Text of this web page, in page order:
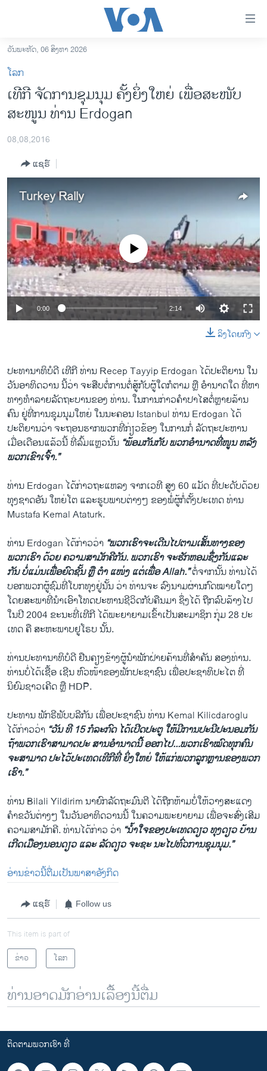
ເຂົ້າ
ຫາ
ຂ້າມ
ຂ້າມ
ຂ້າມ
ຫາ
ລາວ
ການເລືອກຕັ້ງ ປະທານາທີບໍດີ ສະຫະລັດ 2024
ຂ່າວ​ຈີນ
ໂລກ
ເອເຊຍ
ອິດສະຫຼະພາບດ້ານການຂ່າວ
ຊີວິດຊາວລາວ
ຊຸມຊົນຊາວລາວ
ວິທະຍາສາດ-ເທັກໂນໂລຈີ
ທຸລະກິດ
ພາສາອັງກິດ
ສຽງ
ລາຍການກະຈາຍສຽງ
ລາຍງານ
ຕິດຕາມພວກເຮົາ ທີ່
ພາສາຕ່າງໆ
ວັນພະຫັດ, 06 ສິງຫາ 2026
ໂລກ
ເທີກີ ຈັດການຊຸມນຸມ ຄັ້ງຍິ່ງໃຫຍ່ ເພື່ອສະໜັບ
ສະໜູນ ທ່ານ Erdogan
08,08,2016
ແຊຣ໌
Turkey Rally
No media source currently available
0:00 2:14
ລິງໂດຍກົງ
ປະທານາທິບໍດີ ເທີກີ ທ່ານ Recep Tayyip Erdogan ໄດ້ປະຕິຍານ ໃນ
ວັນອາທິດວານ ນີ້ວ່າ ຈະສືບຕໍ່ການຕໍ່ສູ້ກັບຜູ້ໃດກໍຕາມ ຫຼື ອຳນາດໃດ ທີ່ຫາ
ທາງທຳລາຍລັດຖະບານຂອງ ທ່ານ. ໃນການກ່າວຄຳປາໄສຕໍ່ຫຼາຍລ້ານ
ຄົນ ຢູ່ທີ່ການຊຸມນຸມໃຫຍ່ ໃນນະຄອນ Istanbul ທ່ານ Erdogan ໄດ້
ປະຕິຍານວ່າ ຈະຖອນຮາກພວກທີ່ກ່ຽວຂ້ອງ ໃນການກໍ່ ລັດຖະປະຫານ
ເມື່ອເດືອນແລ້ວນີ້ ທີ່ລົ້ມແຫຼວນັ້ນ “ພ້ອມກັນກັບ ພວກອຳນາດທີ່ໜູນ ຫລັງ
ພວກເຂົາເຈົ້າ.”
ທ່ານ Erdogan ໄດ້ກ່າວຖະແຫລງ ຈາກເວທີ ສູງ 60 ແມັດ ທີ່ປະດັບດ້ວຍ
ທຸງຊາດອັນ ໃຫຍ່ໂຕ ແລະຮູບພາບຕ່າງໆ ຂອງພໍ່ຜູ້ກໍ່ຕັ້ງປະເທດ ທ່ານ
Mustafa Kemal Ataturk.
ທ່ານ Erdogan ໄດ້ກ່າວວ່າ “ພວກເຮົາຈະເດີນໄປຕາມເສັ້ນທາງຂອງ
ພວກເຮົາ ດ້ວຍ ຄວາມສາມັກຄີກັນ. ພວກເຮົາ ຈະຮັກຫອມຊຶ່ງກັນແລະ
ກັນ ບໍ່ແມ່ນເພື່ອຍົດຊັ້ນ ຫຼື ຕຳ ແໜ່ງ ແຕ່ເພື່ອ Allah.”ຕໍ່ຈາກນັ້ນ ທ່ານໄດ້
ບອກພວກຜູ້ຊົມທີ່ໂບກທຸງຢູ່ນັ້ນ ວ່າ ທ່ານຈະ ລົງນາມຜ່ານກົດໝາຍໃດໆ
ໂດຍສະພາທີ່ນຳເອົາໂທດປະຫານຊີວິດກັບຄືນມາ ຊຶ່ງໄດ້ ຖືກລົບລ້າງໄປ
ໃນປີ 2004 ຂະນະທີ່ເທີກີ ໄດ້ພະຍາຍາມເຂົ້າເປັນສະມາຊິກ ກຸ່ມ 28 ປະ
ເທດ ຄື ສະຫະພາບຢູໂຣບ ນັ້ນ.
ທ່ານປະທານາທິບໍດີ ຢືນຄຽງຂ້າງຜູ້ນຳພັກຝ່າຍຄ້ານທີ່ສຳຄັນ ສອງທ່ານ.
ທ່ານບໍ່ໄດ້ເຊື້ອ ເຊີນ ຫົວໜ້າຂອງພັກປະຊາຊົນ ເພື່ອປະຊາທິປະໄຕ ທີ່
ນິຍົມຊາວເຄີດ ຫຼື HDP.
ປະທານ ພັກຣີພັບບລີກັນ ເພື່ອປະຊາຊົນ ທ່ານ Kemal Kilicdaroglu
ໄດ້ກ່າວວ່າ “ວັນ ທີ 15 ກໍລະກົດ ໄດ້ເປີດປະຕູ ໃຫ້ມີການປະນີປະນອມກັນ
ຖ້າພວກເຮົາສາມາດປະ ສານອຳນາດນີ້ ອອກໄປ...ພວກເຮົາໝົດທຸກຄົນ
ຈະສາມາດ ປະໄວ້ປະເທດເທີກີທີ່ ຍິ່ງໃຫຍ່ ໃຫ້ແກ່ພວກລູກຫຼານຂອງພວກ
ເຮົາ.”
ທ່ານ Bilali Yildirim ນາຍົກລັດຖະມົນຕີ ໄດ້ຖືກຫ້າມບໍ່ໃຫ້ວາງສະແດງ
ຄຳຂວັນຕ່າງໆ ໃນວັນອາທິດວານນີ້ ໃນຄວາມພະຍາຍາມ ເພື່ອຈະສົ່ງເສີມ
ຄວາມສາມັກຄີ. ທ່ານໄດ້ກ່າວ ວ່າ “ນ້ຳໃຈຂອງປະເທດດຽວ ທຸງດຽວ ບ້ານ
ເກີດເມືອງນອນດຽວ ແລະ ລັດດຽວ ຈະຊະ ນະໄປທົ່ວການຊຸມນຸມ.”
ອ່ານຂ່າວນີ້ຕື່ມເປັນພາສາອັງກິດ
ແຊຣ໌ Follow us
This item is part of
ຂ່າວ
ໂລກ
ທ່ານອາດມັກອ່ານເລື້ອງນີ້ຕື່ມ
ຕິດຕາມພວກເຮົາ ທີ່